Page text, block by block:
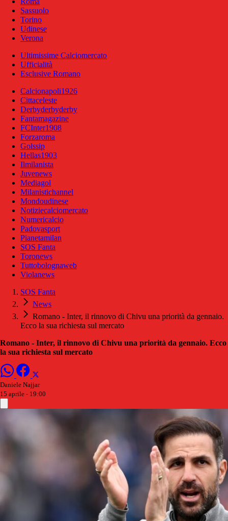
Sassuolo
Torino
Udinese
Verona
Ultimissime Calciomercato
Ufficialità
Esclusive Romano
Calcionapoli1926
Cittaceleste
Derbyderbyderby
Fantamagazine
FCInter1908
Forzaroma
Golssip
Hellas1903
Ilmilanista
Juvenews
Mediagol
Milanistichannel
Mondoudinese
Notiziecalciomercato
Numericalcio
Padovasport
Pianetamilan
SOS Fanta
Toronews
Tuttobolognaweb
Violanews
SOS Fanta
News
Romano - Inter, il rinnovo di Chivu una priorità da gennaio.
Ecco la sua richiesta sul mercato
Romano - Inter, il rinnovo di Chivu una priorità da gennaio. Ecco
la sua richiesta sul mercato
Daniele Najjar
15 aprile - 19:00